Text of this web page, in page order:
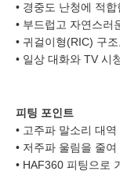
• 경중도 난청에 적
• 부드럽고 자연스러
• 귀걸이형(RIC) 구
• 일상 대화와 TV 시
피팅 포인트
• 고주파 말소리 대
• 저주파 울림을 줄
• HAF360 피팅으로
내용